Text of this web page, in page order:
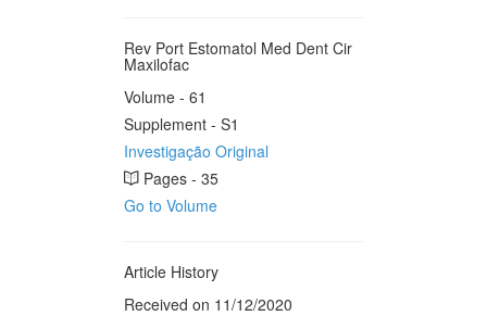
Rev Port Estomatol Med Dent Cir
Maxilofac
Volume - 61
Supplement - S1
Investigação Original
Pages - 35
Go to Volume
Article History
Received on 11/12/2020